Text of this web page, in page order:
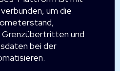
um die
und
bei der